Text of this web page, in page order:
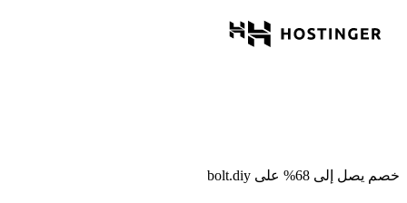
خصم يصل إلى 68% على bolt.diy